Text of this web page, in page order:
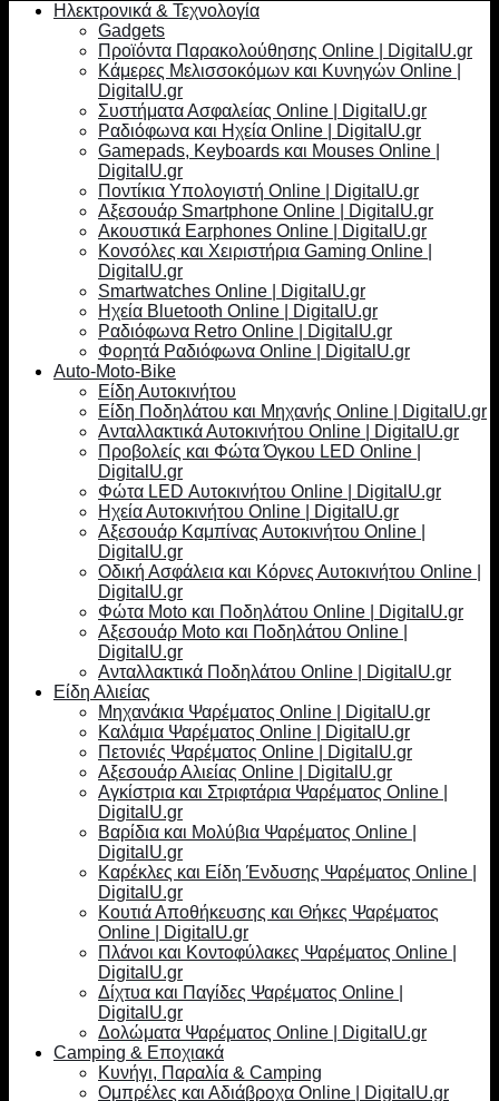
Ηλεκτρονικά & Τεχνολογία
Gadgets
Προϊόντα Παρακολούθησης Online | DigitalU.gr
Κάμερες Μελισσοκόμων και Κυνηγών Online |
DigitalU.gr
Συστήματα Ασφαλείας Online | DigitalU.gr
Ραδιόφωνα και Ηχεία Online | DigitalU.gr
Gamepads, Keyboards και Mouses Online |
DigitalU.gr
Ποντίκια Υπολογιστή Online | DigitalU.gr
Αξεσουάρ Smartphone Online | DigitalU.gr
Ακουστικά Earphones Online | DigitalU.gr
Κονσόλες και Χειριστήρια Gaming Online |
DigitalU.gr
Smartwatches Online | DigitalU.gr
Ηχεία Bluetooth Online | DigitalU.gr
Ραδιόφωνα Retro Online | DigitalU.gr
Φορητά Ραδιόφωνα Online | DigitalU.gr
Auto-Moto-Bike
Είδη Αυτοκινήτου
Είδη Ποδηλάτου και Μηχανής Online | DigitalU.gr
Ανταλλακτικά Αυτοκινήτου Online | DigitalU.gr
Προβολείς και Φώτα Όγκου LED Online |
DigitalU.gr
Φώτα LED Αυτοκινήτου Online | DigitalU.gr
Ηχεία Αυτοκινήτου Online | DigitalU.gr
Αξεσουάρ Καμπίνας Αυτοκινήτου Online |
DigitalU.gr
Οδική Ασφάλεια και Κόρνες Αυτοκινήτου Online |
DigitalU.gr
Φώτα Moto και Ποδηλάτου Online | DigitalU.gr
Αξεσουάρ Moto και Ποδηλάτου Online |
DigitalU.gr
Ανταλλακτικά Ποδηλάτου Online | DigitalU.gr
Είδη Αλιείας
Μηχανάκια Ψαρέματος Online | DigitalU.gr
Καλάμια Ψαρέματος Online | DigitalU.gr
Πετονιές Ψαρέματος Online | DigitalU.gr
Αξεσουάρ Αλιείας Online | DigitalU.gr
Αγκίστρια και Στριφτάρια Ψαρέματος Online |
DigitalU.gr
Βαρίδια και Μολύβια Ψαρέματος Online |
DigitalU.gr
Καρέκλες και Είδη Ένδυσης Ψαρέματος Online |
DigitalU.gr
Κουτιά Αποθήκευσης και Θήκες Ψαρέματος
Online | DigitalU.gr
Πλάνοι και Κοντοφύλακες Ψαρέματος Online |
DigitalU.gr
Δίχτυα και Παγίδες Ψαρέματος Online |
DigitalU.gr
Δολώματα Ψαρέματος Online | DigitalU.gr
Camping & Εποχιακά
Κυνήγι, Παραλία & Camping
Ομπρέλες και Αδιάβροχα Online | DigitalU.gr